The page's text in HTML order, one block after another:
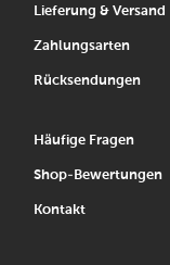
Lieferung & Versand
Zahlungsarten
Rücksendungen
Häufige Fragen
Shop-Bewertungen
Kontakt